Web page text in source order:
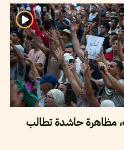
مظاهرة حاشدة تطالب